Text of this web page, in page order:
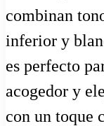
combinan
inferior y
es perfecto
acogedor y
con un toque